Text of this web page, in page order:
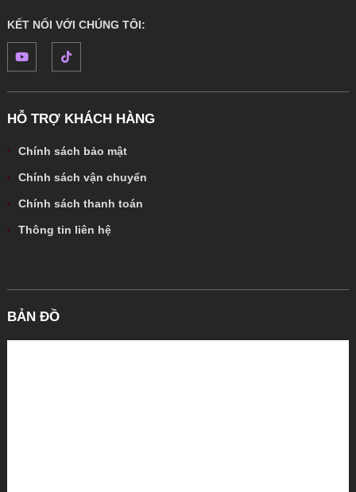
KẾT NỐI VỚI CHÚNG TÔI:
HỖ TRỢ KHÁCH HÀNG
Chính sách bảo mật
Chính sách vận chuyển
Chính sách thanh toán
Thông tin liên hệ
BẢN ĐỒ